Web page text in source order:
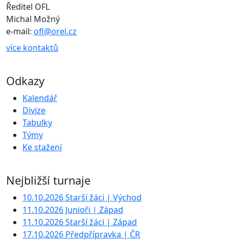
Ředitel OFL
Michal Možný
e-mail: ofl@orel.cz
více kontaktů
Odkazy
Kalendář
Divize
Tabulky
Týmy
Ke stažení
Nejbližší turnaje
10.10.2026 Starší žáci | Východ
11.10.2026 Junioři | Západ
11.10.2026 Starší žáci | Západ
17.10.2026 Předpřípravka | ČR